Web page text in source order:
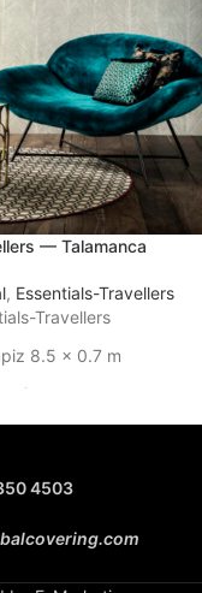
— Talamanca
, Essentials-Travellers
Travellers
8.5 x 0.7 m
3 a 4 semanas
4503